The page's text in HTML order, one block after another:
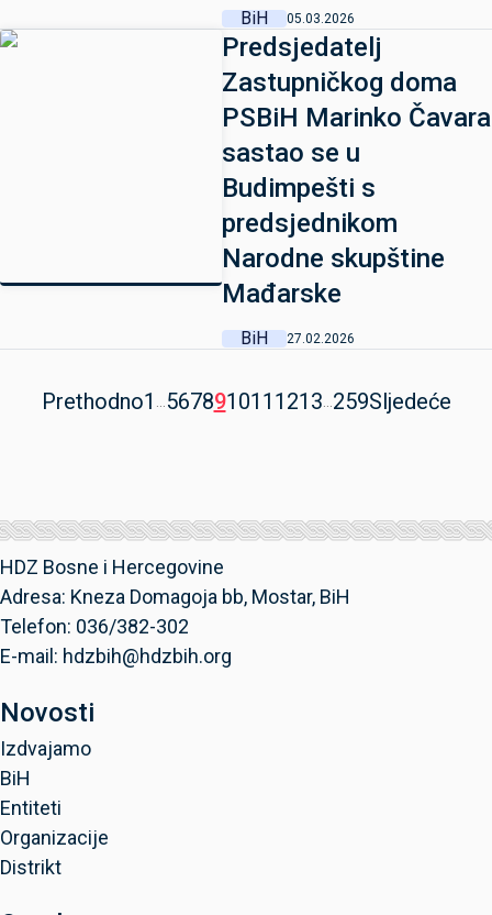
BiH 05.03.2026
Predsjedatelj
Zastupničkog doma
PSBiH Marinko Čavara
sastao se u
Budimpešti s
predsjednikom
Narodne skupštine
Mađarske
BiH 27.02.2026
Prethodno1 567891011 1213 259Sljedeće
HDZ Bosne i Hercegovine
Adresa: Kneza Domagoja bb, Mostar, BiH
Telefon: 036/382-302
E-mail: hdzbih@hdzbih.org
Novosti
Izdvajamo
BiH
Entiteti
Organizacije
Distrikt